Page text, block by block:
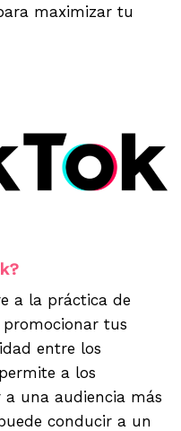
maximizar tu
a la práctica de
tus
entre los
a los
a una audiencia más
conducir a un